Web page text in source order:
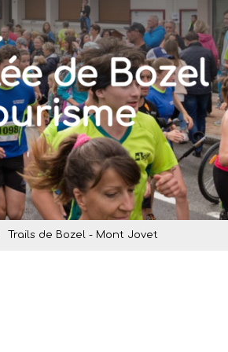
Trails de Bozel - Mont Jovet